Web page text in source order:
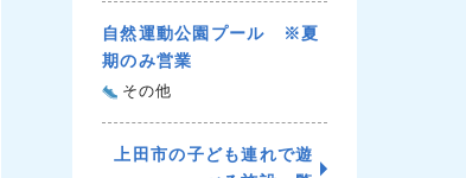
自然運動公園プール ※夏
期のみ営業
その他
上田市の子ども連れで遊